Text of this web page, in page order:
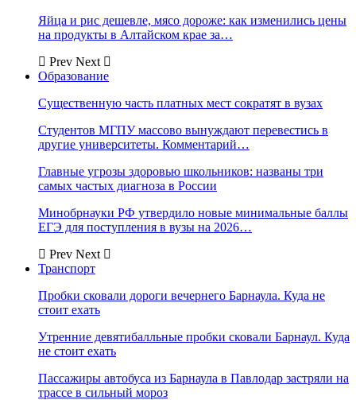
Яйца и рис дешевле, мясо дороже: как изменились цены
на продукты в Алтайском крае за…
Prev Next
Образование
Существенную часть платных мест сократят в вузах
Студентов МГПУ массово вынуждают перевестись в
другие университеты. Комментарий…
Главные угрозы здоровью школьников: названы три
самых частых диагноза в России
Минобрнауки РФ утвердило новые минимальные баллы
ЕГЭ для поступления в вузы на 2026…
Prev Next
Транспорт
Пробки сковали дороги вечернего Барнаула. Куда не
стоит ехать
Утренние девятибалльные пробки сковали Барнаул. Куда
не стоит ехать
Пассажиры автобуса из Барнаула в Павлодар застряли на
трассе в сильный мороз